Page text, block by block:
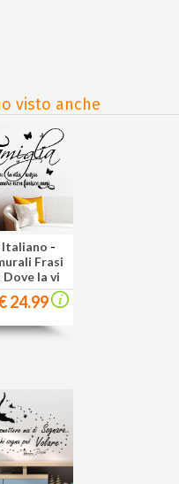
visto anche
Italiano -
Frasi
Dove la vi
24.99